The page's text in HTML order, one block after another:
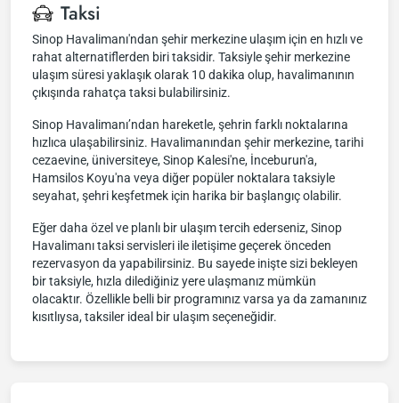
Taksi
Sinop Havalimanı'ndan şehir merkezine ulaşım için en hızlı ve
rahat alternatiflerden biri taksidir. Taksiyle şehir merkezine
ulaşım süresi yaklaşık olarak 10 dakika olup, havalimanının
çıkışında rahatça taksi bulabilirsiniz.
Sinop Havalimanı’ndan hareketle, şehrin farklı noktalarına
hızlıca ulaşabilirsiniz. Havalimanından şehir merkezine, tarihi
cezaevine, üniversiteye, Sinop Kalesi'ne, İnceburun'a,
Hamsilos Koyu'na veya diğer popüler noktalara taksiyle
seyahat, şehri keşfetmek için harika bir başlangıç olabilir.
Eğer daha özel ve planlı bir ulaşım tercih ederseniz, Sinop
Havalimanı taksi servisleri ile iletişime geçerek önceden
rezervasyon da yapabilirsiniz. Bu sayede inişte sizi bekleyen
bir taksiyle, hızla dilediğiniz yere ulaşmanız mümkün
olacaktır. Özellikle belli bir programınız varsa ya da zamanınız
kısıtlıysa, taksiler ideal bir ulaşım seçeneğidir.